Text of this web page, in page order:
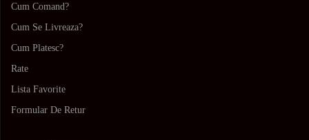
Cum Comand?
Cum Se Livreaza?
Cum Platesc?
Rate
Lista Favorite
Formular De Retur